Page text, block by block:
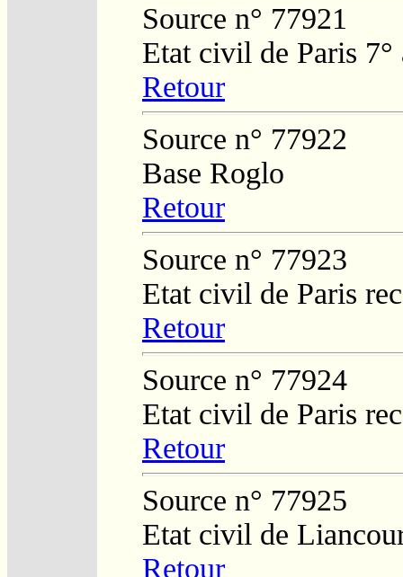
Source n° 77921
Etat civil de Paris 7°
Retour
Source n° 77922
Base Roglo
Retour
Source n° 77923
Etat civil de Paris
Retour
Source n° 77924
Etat civil de Paris
Retour
Source n° 77925
Etat civil de
Retour